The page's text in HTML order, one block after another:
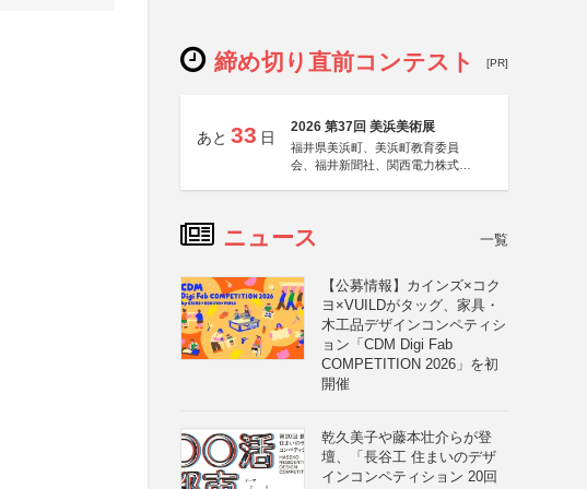
締め切り直前コンテスト [PR]
あと 33 日
2026 第37回 美浜美術展
福井県美浜町、美浜町教育委員
会、福井新聞社、関西電力株式会
ニュース 一覧
【公募情報】カインズ×コク
ヨ×VUILDがタッグ、家具・
木工品デザインコンペティシ
ョン「CDM Digi Fab
COMPETITION 2026」を初
開催
乾久美子や藤本壮介らが登
壇、「長谷工 住まいのデザ
インコンペティション 20回